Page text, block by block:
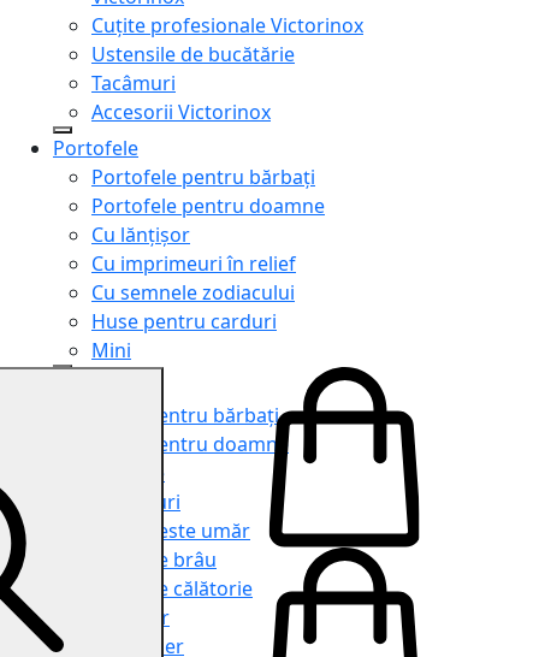
Cuțite profesionale Victorinox
Ustensile de bucătărie
Tacâmuri
Accesorii Victorinox
Portofele
Portofele pentru bărbați
Portofele pentru doamne
Cu lănțișor
Cu imprimeuri în relief
Cu semnele zodiacului
Huse pentru carduri
Mini
Genți pentru bărbați
Genți pentru doamne
Serviete
Rucsacuri
Genți peste umăr
Genți de brâu
Genți de călătorie
Shopper
Organiser